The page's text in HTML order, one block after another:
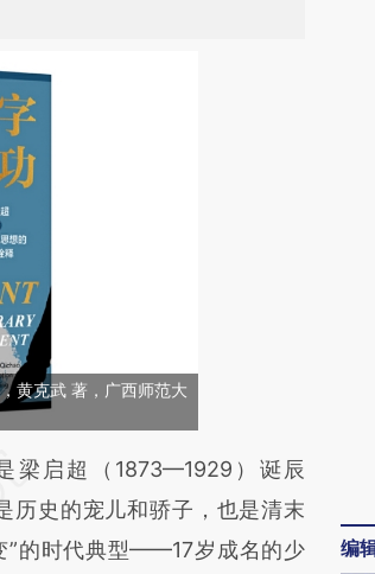
黄克武 著，广西师范大
头增加这段话：本文由第三方
财新文章
W1fL3rCY]
启超（1873—1929）诞辰
历史的宠儿和骄子，也是清末
”的时代典型——17岁成名的少
编